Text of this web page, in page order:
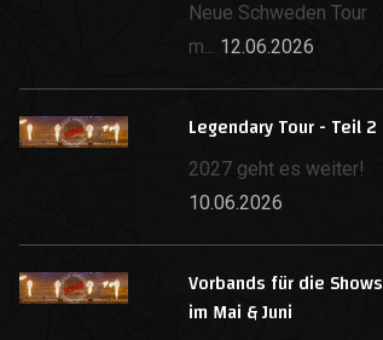
Neue Schweden Tour
m... 12.06.2026
Legendary Tour - Teil 2
2027 geht es weiter!
10.06.2026
Vorbands für die Shows
im Mai & Juni